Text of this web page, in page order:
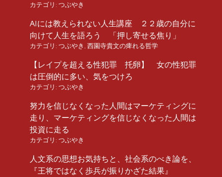
カテゴリ: つぶやき
AIには教えられない人生講座 ２２歳の自分に
向けて人生を語ろう 「押し寄せる焦り」
カテゴリ: つぶやき 西園寺貴文の痺れる哲学
【レイプを超える性犯罪 托卵】 女の性犯罪
は圧倒的に多い、気をつけろ
カテゴリ: つぶやき
努力を信じなくなった人間はマーケティングに
走り、マーケティングを信じなくなった人間は
投資に走る
カテゴリ: つぶやき
人文系の思想お気持ちと、社会系のべき論を、
『王将ではなく歩兵が振りかざた結果』